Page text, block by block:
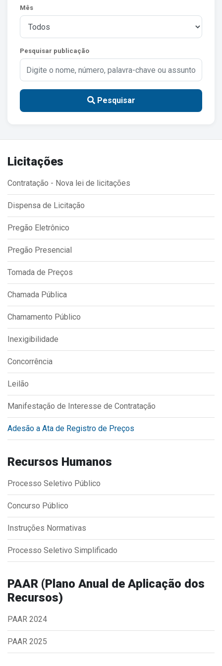
Estrutura Organizacional
Administração
Agricultura e Meio Ambiente
Assistência Social
Saúde
Serviços
IPTU 2026
Nota Fiscal Eletrônica
Ouvidoria
Portal do Servidor
Publicações
Diário Oficial (Novo)
Diário Oficial (Até 30/04)
Seletivo Simplificado
Instruções Normativas
Dispensas e Inexigibilidades
Chamamentos Públicos
Leis, Decretos e Portarias
Transparência
Portal da Transparência
Mês
Pesquisar publicação
Pesquisar
Licitações
Contratação - Nova lei de licitações
Dispensa de Licitação
Pregão Eletrônico
Pregão Presencial
Tomada de Preços
Chamada Pública
Chamamento Público
Inexigibilidade
Concorrência
Leilão
Manifestação de Interesse de Contratação
Adesão a Ata de Registro de Preços
Recursos Humanos
Processo Seletivo Público
Concurso Público
Instruções Normativas
Processo Seletivo Simplificado
PAAR (Plano Anual de Aplicação dos
Recursos)
PAAR 2024
PAAR 2025